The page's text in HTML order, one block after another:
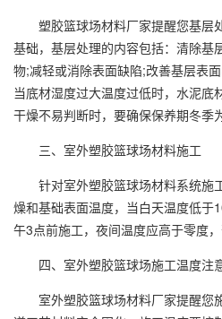
塑胶篮球场材料厂家提醒您基层
基础，基层处理的内容包括：清除基
物;减轻或消除表面缺陷;改善基层表
当底材湿度过大温度过低时，水泥底
干燥不易判断时，要确保保养期冬季
三、室外塑胶篮球场材料施工
针对室外塑胶篮球场材料系统施
燥和基础表面温度，当白天温度低于
午3点前施工，夜间温度应高于零度
四、室外塑胶篮球场施工温度注
室外塑胶篮球场材料厂家提醒您